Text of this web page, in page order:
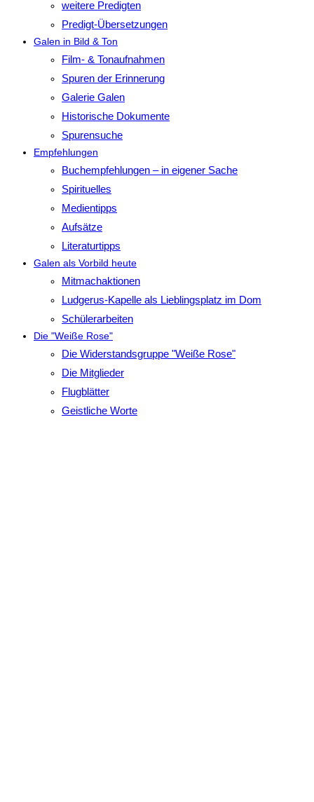
weitere Predigten
Predigt-Übersetzungen
Galen in Bild & Ton
Film- & Tonaufnahmen
Spuren der Erinnerung
Galerie Galen
Historische Dokumente
Spurensuche
Empfehlungen
Buchempfehlungen – in eigener Sache
Spirituelles
Medientipps
Aufsätze
Literaturtipps
Galen als Vorbild heute
Mitmachaktionen
Ludgerus-Kapelle als Lieblingsplatz im Dom
Schülerarbeiten
Die "Weiße Rose"
Die Widerstandsgruppe "Weiße Rose"
Die Mitglieder
Flugblätter
Geistliche Worte